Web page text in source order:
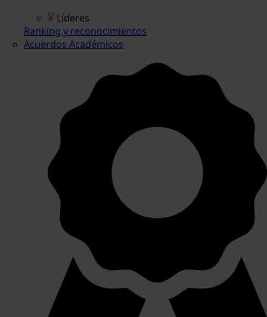
Líderes
Ranking y reconocimientos
Acuerdos Académicos